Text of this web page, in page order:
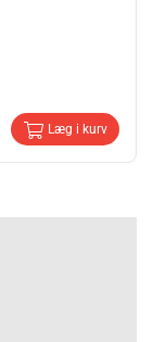
Læg i kurv